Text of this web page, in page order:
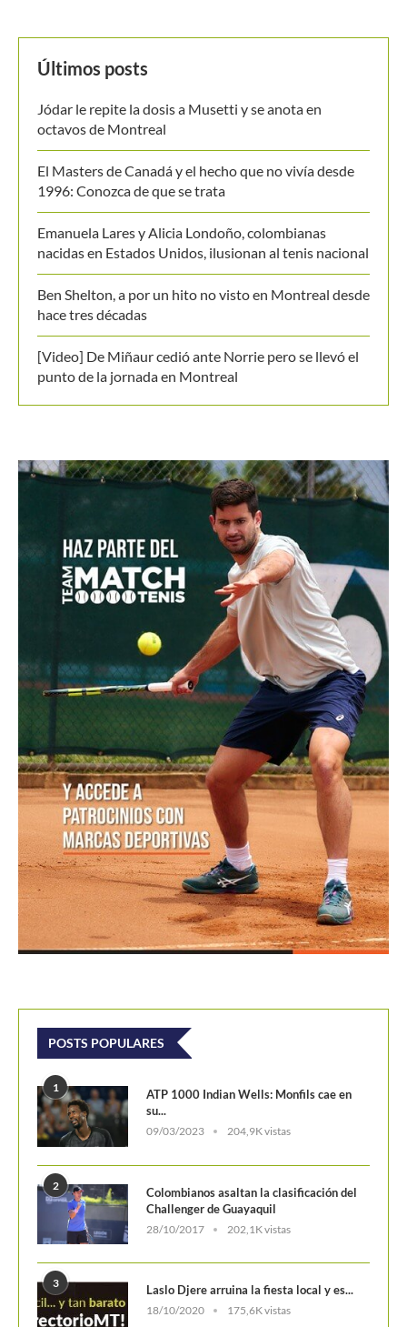
Últimos posts
Jódar le repite la dosis a Musetti y se anota en
octavos de Montreal
El Masters de Canadá y el hecho que no vivía desde
1996: Conozca de que se trata
Emanuela Lares y Alicia Londoño, colombianas
nacidas en Estados Unidos, ilusionan al tenis nacional
Ben Shelton, a por un hito no visto en Montreal desde
hace tres décadas
[Video] De Miñaur cedió ante Norrie pero se llevó el
punto de la jornada en Montreal
POSTS POPULARES
1
ATP 1000 Indian Wells: Monfils cae en
su...
09/03/2023 204,9K vistas
2
Colombianos asaltan la clasificación del
Challenger de Guayaquil
28/10/2017 202,1K vistas
3 Laslo Djere arruina la fiesta local y es...
18/10/2020 175,6K vistas